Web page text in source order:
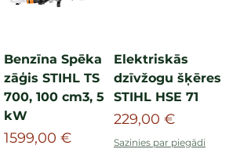
Benzīna Spēka
zāģis STIHL TS
700, 100 cm3, 5
kW
Cena
1599,00 €
Elektriskās
dzīvžogu šķēres
STIHL HSE 71
Cena
229,00 €
Sazinies par piegādi